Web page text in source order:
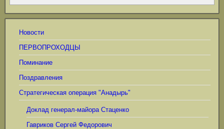
Новости
ПЕРВОПРОХОДЦЫ
Поминание
Поздравления
Стратегическая операция "Анадырь"
Доклад генерал-майора Стаценко
Гавриков Сергей Федорович